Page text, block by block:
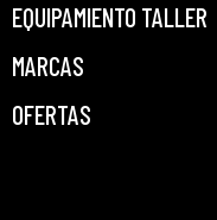
EQUIPAMIENTO TALLER
MARCAS
OFERTAS